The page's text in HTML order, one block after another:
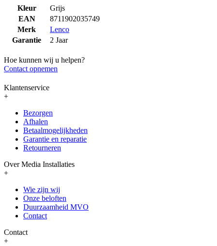
Kleur
Grijs
EAN
8711902035749
Merk
Lenco
Garantie
2 Jaar
Hoe kunnen wij u helpen?
Contact opnemen
Klantenservice
+
Bezorgen
Afhalen
Betaalmogelijkheden
Garantie en reparatie
Retourneren
Over Media Installaties
+
Wie zijn wij
Onze beloften
Duurzaamheid MVO
Contact
Contact
+